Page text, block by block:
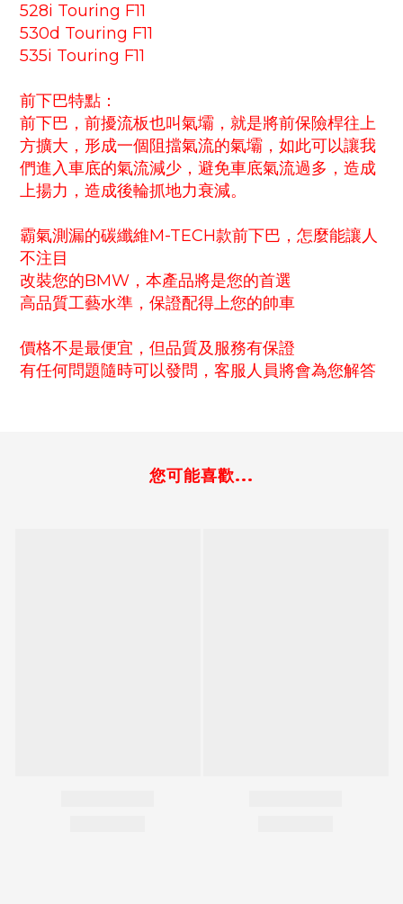
528i Touring F11
530d Touring F11
535i Touring F11
前下巴特點：
前下巴，前擾流板也叫氣壩，就是將前保險桿往上
方擴大，形成一個阻擋氣流的氣壩，如此可以讓我
們進入車底的氣流減少，避免車底氣流過多，造成
上揚力，造成後輪抓地力衰減。
霸氣測漏的碳纖維M-TECH款前下巴，怎麼能讓人
不注目
改裝您的BMW，本產品將是您的首選
高品質工藝水準，保證配得上您的帥車
價格不是最便宜，但品質及服務有保證
有任何問題隨時可以發問，客服人員將會為您解答
您可能喜歡...